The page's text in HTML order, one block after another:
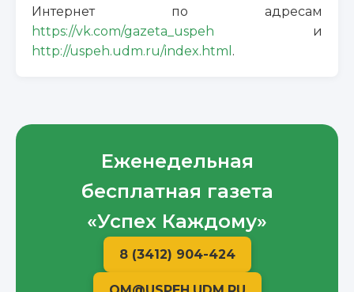
Интернет по адресам
https://vk.com/gazeta_uspeh и
http://uspeh.udm.ru/index.html .
Еженедельная
бесплатная газета
«Успех Каждому»
8 (3412) 904-424